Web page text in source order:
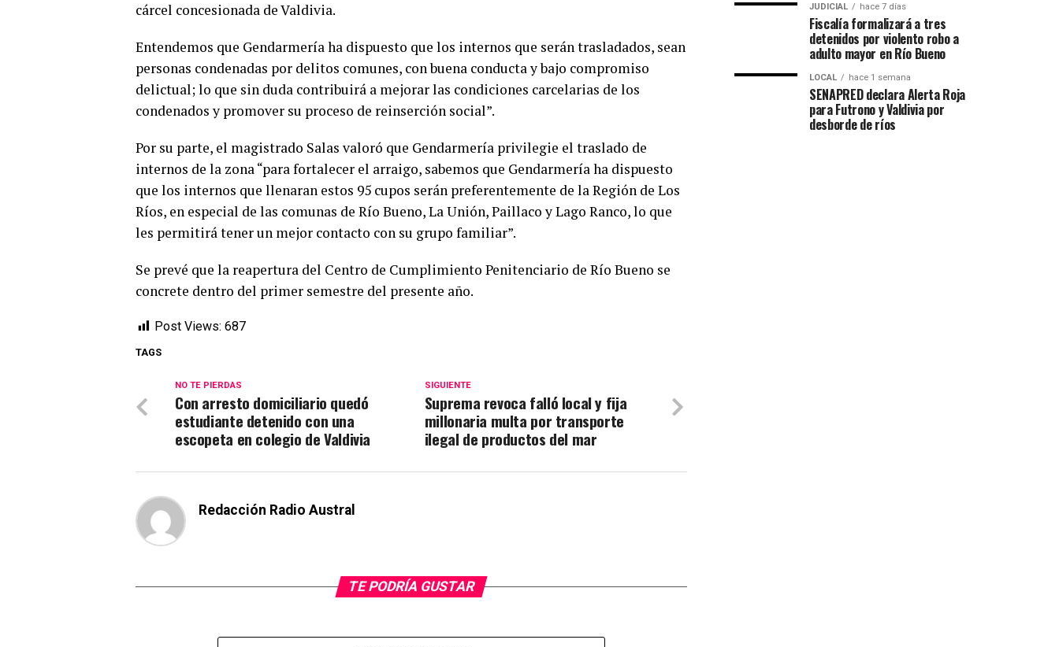
cárcel concesionada de Valdivia.
Entendemos que Gendarmería ha dispuesto que los internos que serán trasladados, sean
personas condenadas por delitos comunes, con buena conducta y bajo compromiso
delictual; lo que sin duda contribuirá a mejorar las condiciones carcelarias de los
condenados y promover su proceso de reinserción social”.
Por su parte, el magistrado Salas valoró que Gendarmería privilegie el traslado de
internos de la zona “para fortalecer el arraigo, sabemos que Gendarmería ha dispuesto
que los internos que llenaran estos 95 cupos serán preferentemente de la Región de Los
Ríos, en especial de las comunas de Río Bueno, La Unión, Paillaco y Lago Ranco, lo que
les permitirá tener un mejor contacto con su grupo familiar”.
Se prevé que la reapertura del Centro de Cumplimiento Penitenciario de Río Bueno se
concrete dentro del primer semestre del presente año.
Post Views: 687
TAGS
SIGUIENTE
Suprema revoca falló local y fija
millonaria multa por transporte
ilegal de productos del mar
NO TE PIERDAS
Con arresto domiciliario quedó
estudiante detenido con una
escopeta en colegio de Valdivia
Redacción Radio Austral
TE PODRÍA GUSTAR
JUDICIAL hace 7 días
Fiscalía formalizará a tres
detenidos por violento robo a
adulto mayor en Río Bueno
LOCAL hace 1 semana
SENAPRED declara Alerta Roja
para Futrono y Valdivia por
desborde de ríos